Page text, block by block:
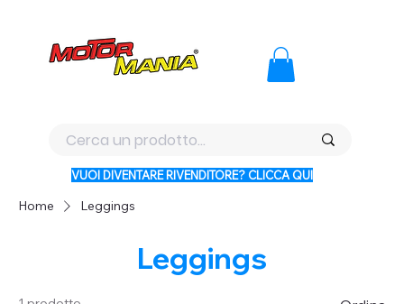
VUOI DIVENTARE RIVENDITORE? CLICCA QUI
Home Leggings
Leggings